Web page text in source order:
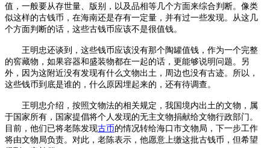
值，一般要从存世量、版别，以及品相等几个方面来综合判断。像类
似这样的古钱币，在海南还是存有一定量，并有过一些发现。从这几
个方面判断的话，这些古钱币应该不是很值钱。
王明忠还谈到，这些钱币应该没有那个陶罐值钱，作为一个完整
的窖藏物，如果容器和盛装物都在一起的话，更能够说明问题。另
外，因为这附近没有发现有什么文物出土，周边也没有古迹。所以，
这些钱币到底是谁的，什么原因埋起来的，还有待调查。
王明忠介绍，按照文物法的相关规定，我国境内出土的文物，属
于国家所有，国家提倡将个人发现的无主文物捐献给文物行政部门。
目前，他们已将老陈发现古币的情况转给海口市文物局，下一步工作
将由文物局负责。对此，老陈表示，他愿意上缴这批古钱币，但希望